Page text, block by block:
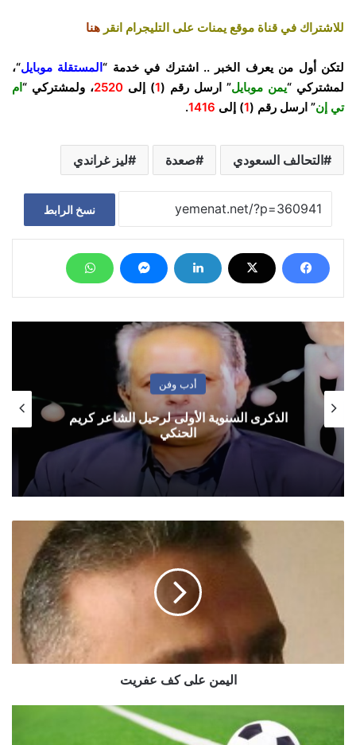
للاشتراك في قناة موقع يمنات على التليجرام انقر هنا
لتكن أول من يعرف الخبر .. اشترك في خدمة “المستقلة موبايل“،
لمشتركي “يمن موبايل” ارسل رقم (1) إلى 2520، ولمشتركي “ام
تي إن” ارسل رقم (1) إلى 1416
.
التحالف السعودي صعدة ليز غراندي
نسخ الرابط
أدب وفن
الذكرى السنوية الأولى لرحيل الشاعر كريم
الحنكي
اليمن على كف عفريت